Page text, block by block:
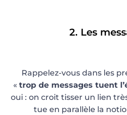
2. Les
Rappelez-vous dans les
« trop de messages tuent
oui : on croit tisser un lien
tue en parallèle la